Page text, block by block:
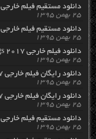
دانلود مستقیم فیلم خارجی The Fate of the Furious 2017 از سرور سایت
۲۵ بهمن ۱۳۹۵
دانلود مستقیم فیلم خارجی Running Wild 2017 از سرور سایت
۲۵ بهمن ۱۳۹۵
دانلود فیلم خارجی Rings 2017 از سرور سایت
۲۵ بهمن ۱۳۹۵
دانلود رایگان فیلم خارجی Dunkirk 2017 با لینک مستقیم
۲۵ بهمن ۱۳۹۵
دانلود رایگان فیلم خارجی Eloise 2017 با لینک مستقیم
۲۵ بهمن ۱۳۹۵
دانلود مستقیم فیلم خارجی Essex Heist 2017 از سرور سایت
۲۵ بهمن ۱۳۹۵